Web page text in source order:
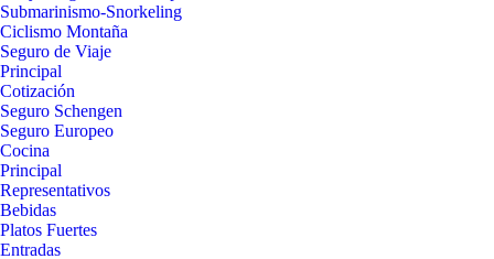
Submarinismo-Snorkeling
Ciclismo Montaña
Seguro de Viaje
Principal
Cotización
Seguro Schengen
Seguro Europeo
Cocina
Principal
Representativos
Bebidas
Platos Fuertes
Entradas